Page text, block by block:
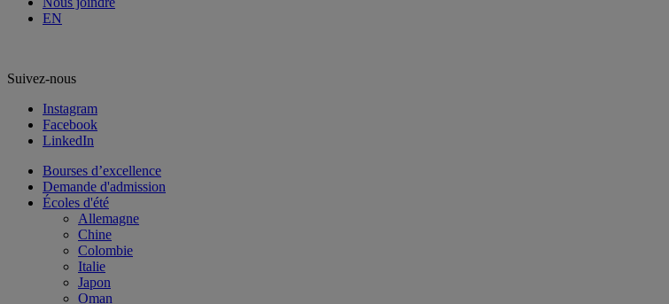
EN
Suivez-nous
Instagram
Facebook
LinkedIn
Bourses d’excellence
Demande d'admission
Écoles d'été
Allemagne
Chine
Colombie
Italie
Japon
Oman